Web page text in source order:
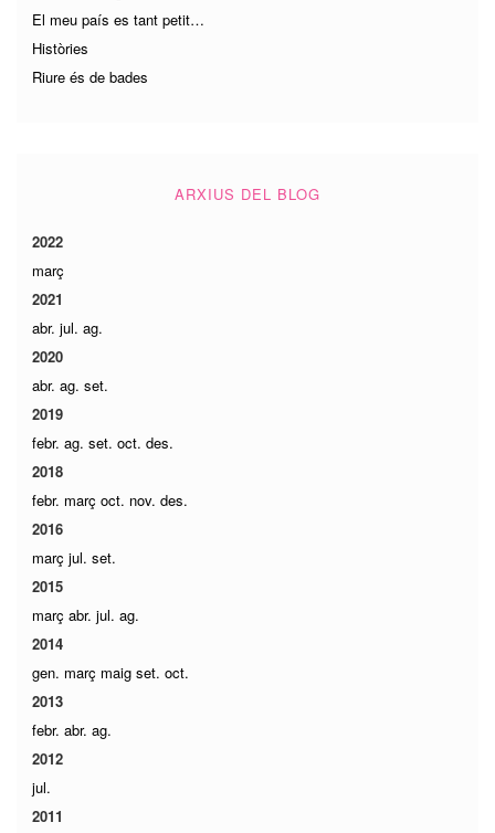
El meu país es tant petit…
Històries
Riure és de bades
ARXIUS DEL BLOG
2022
març
2021
abr. jul. ag.
2020
abr. ag. set.
2019
febr. ag. set. oct. des.
2018
febr. març oct. nov. des.
2016
març jul. set.
2015
març abr. jul. ag.
2014
gen. març maig set. oct.
2013
febr. abr. ag.
2012
jul.
2011